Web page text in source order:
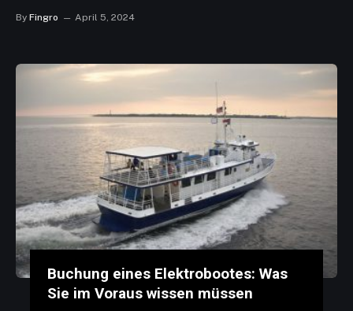
By Fingro April 5, 2024
Buchung eines Elektrobootes: Was
Sie im Voraus wissen müssen